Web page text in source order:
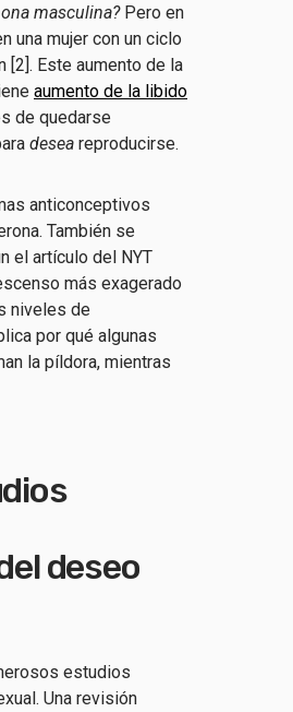
masculina? Pero en
una mujer con un ciclo
[2]. Este aumento de la
aumento de la libido
de quedarse
desea reproducirse.
anticonceptivos
También se
el artículo del NYT
más exagerado
niveles de
por qué algunas
la píldora, mientras
deseo
estudios
Una revisión